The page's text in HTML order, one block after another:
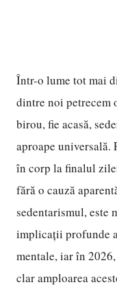
Într-o lume tot mai
dintre noi petrecem
birou, fie acasă,
aproape universală.
în corp la finalul
fără o cauză
sedentarismul, este
implicații profunde
mentale, iar în
clar amploarea